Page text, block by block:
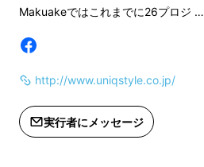
的なバックパックです。
Makuakeではこれまでに26プロジ …
http://www.uniqstyle.co.jp/
実行者にメッセージ